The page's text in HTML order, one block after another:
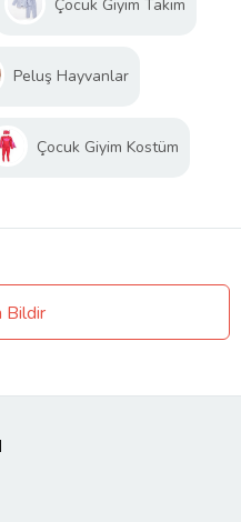
Çocuk Giyim Takım
Peluş Hayvanlar
Çocuk Giyim Kostüm
Bildir